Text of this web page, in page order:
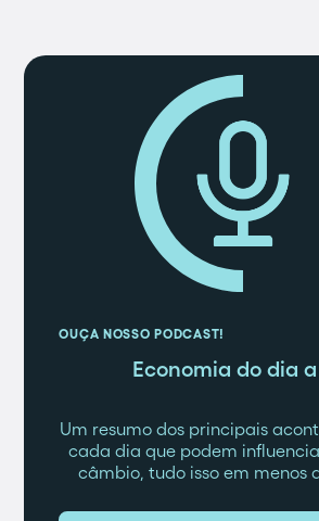
OUÇA NOSSO PODCAST!
Economia do dia
Um resumo dos principais
cada dia que podem
câmbio, tudo isso em menos